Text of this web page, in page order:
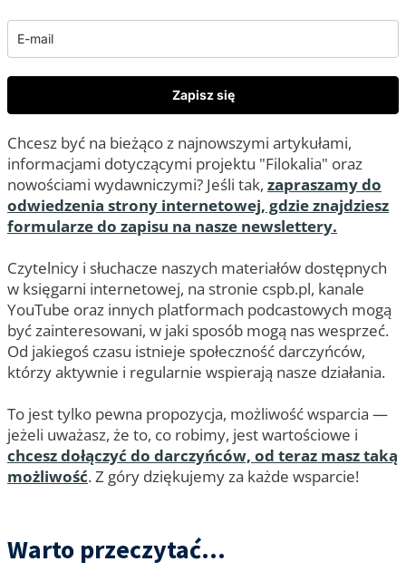
Zapisz się
Chcesz być na bieżąco z najnowszymi artykułami,
informacjami dotyczącymi projektu "Filokalia" oraz
nowościami wydawniczymi? Jeśli tak, zapraszamy do
odwiedzenia strony internetowej, gdzie znajdziesz
formularze do zapisu na nasze newslettery.
Czytelnicy i słuchacze naszych materiałów dostępnych
w księgarni internetowej, na stronie cspb.pl, kanale
YouTube oraz innych platformach podcastowych mogą
być zainteresowani, w jaki sposób mogą nas wesprzeć.
Od jakiegoś czasu istnieje społeczność darczyńców,
którzy aktywnie i regularnie wspierają nasze działania.
To jest tylko pewna propozycja, możliwość wsparcia —
jeżeli uważasz, że to, co robimy, jest wartościowe i
chcesz dołączyć do darczyńców, od teraz masz taką
możliwość. Z góry dziękujemy za każde wsparcie!
Warto przeczytać...